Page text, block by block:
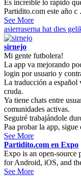
Es increíble lo rápido
Partidito.com este año c
See More
asierraserna hat dies
sirnejo
Mi gente futbolera!
La app va mejorando
login por usuario y
La traducción a español
cruda.
Ya tiene chats entre
comunidades activas.
Seguiré trabajándole
Paa probar la app,
See More
Partidito.com en Expo
Expo is an open-source
for Android, iOS, and
See More